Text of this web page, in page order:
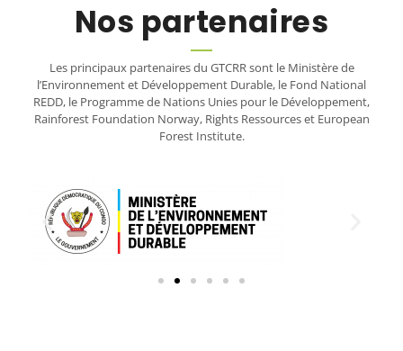
Nos partenaires
Les principaux partenaires du GTCRR sont le Ministère de
l’Environnement et Développement Durable, le Fond National
REDD, le Programme de Nations Unies pour le Développement,
Rainforest Foundation Norway, Rights Ressources et European
Forest Institute.